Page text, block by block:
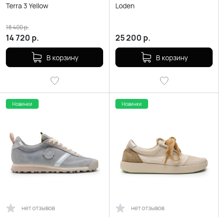
Terra 3 Yellow
14 720 р.
18 400р.
В корзину
Loden
25 200 р.
В корзину
Новинки
нет отзывов
Новинки
нет отзывов